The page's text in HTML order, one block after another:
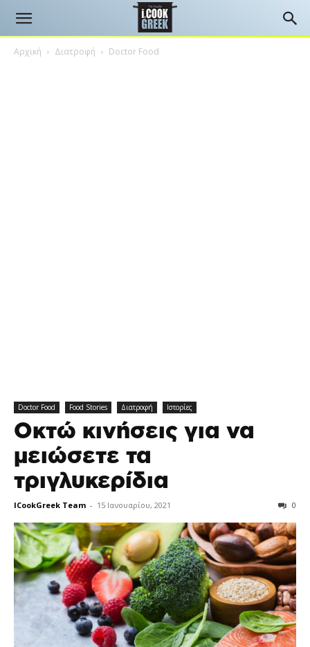
Αρχική Διατροφή Doctor Food
Doctor Food Food Stories Διατροφή Ιστορίες
Οκτώ κινήσεις για να
μειώσετε τα
τριγλυκερίδια
ICookGreek Team - 15 Ιανουαρίου, 2021 0